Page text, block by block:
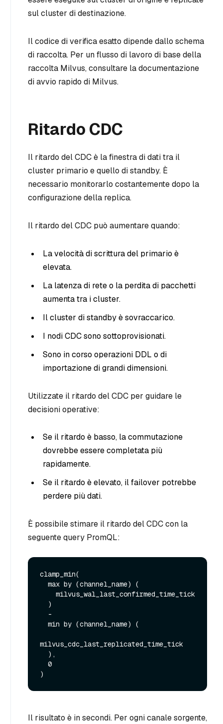
sul cluster di destinazione.
Il codice di verifica esatto dipende dallo schema
di raccolta. Per un flusso di lavoro di base della
raccolta Milvus, consultare la documentazione
di avvio rapido di Milvus.
Ritardo CDC
Il ritardo del CDC è la finestra di dati tra il
cluster primario e quello di standby. È
necessario monitorarlo costantemente dopo la
configurazione della replica.
Il ritardo del CDC può aumentare quando:
La velocità di scrittura del primario è
elevata.
La latenza di rete o la perdita di pacchetti
aumenta tra i cluster.
Il cluster di standby è sovraccarico.
I nodi CDC sono sottoprovisionati.
Sono in corso operazioni DDL o di
importazione di grandi dimensioni.
Utilizzate il ritardo del CDC per guidare le
decisioni operative:
Se il ritardo è basso, la commutazione
dovrebbe essere completata più
rapidamente.
Se il ritardo è elevato, il failover potrebbe
perdere più dati.
È possibile stimare il ritardo del CDC con la
seguente query PromQL:
clamp_min(
milvus_cdc_last_replicated_time_tick
Il risultato è in secondi. Per ogni canale sorgente,